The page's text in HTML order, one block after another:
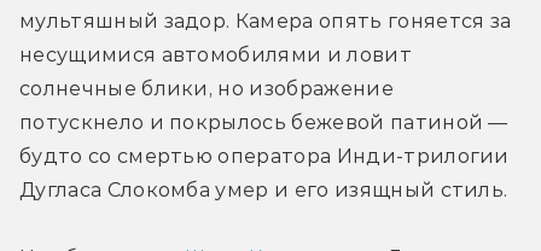
мультяшный задор. Камера опять гоняется за
несущимися автомобилями и ловит
солнечные блики, но изображение
потускнело и покрылось бежевой патиной —
будто со смертью оператора Инди-трилогии
Дугласа Слокомба умер и его изящный стиль.